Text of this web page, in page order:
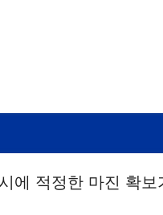
에 적정한 마진 확보